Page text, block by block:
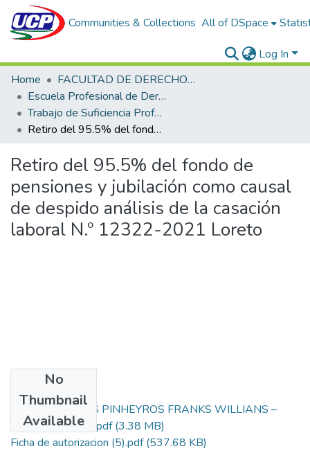
Communities & Collections All of DSpace
Log In
Home
FACULTAD DE DERECHO Y CIENCIAS POLÍTICAS
Escuela Profesional de Derecho
Trabajo de Suficiencia Profesional
Retiro del 95.5% del fondo de pensiones y jubilación como causal de despido análisis de la casación laboral N.º 12322-2021 Loreto
Retiro del 95.5% del fondo de
pensiones y jubilación como causal
de despido análisis de la casación
laboral N.º 12322-2021 Loreto
No
Thumbnail
Available
ENCINAS PINHEYROS FRANKS WILLIANS –
TSP - DERECHO.pdf(3.38 MB)
Ficha de autorizacion (5).pdf(537.68 KB)